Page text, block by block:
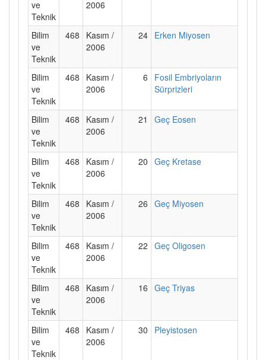
ve
Teknik
2006
Bilim
ve
Teknik
468
Kasım /
2006
24 Erken Miyosen
Bilim
ve
Teknik
468
Kasım /
2006
6
Fosil Embriyoların
Sürprizleri
Bilim
ve
Teknik
468
Kasım /
2006
21 Geç Eosen
Bilim
ve
Teknik
468
Kasım /
2006
20 Geç Kretase
Bilim
ve
Teknik
468
Kasım /
2006
26 Geç Miyosen
Bilim
ve
Teknik
468
Kasım /
2006
22 Geç Oligosen
Bilim
ve
Teknik
468
Kasım /
2006
16 Geç Triyas
Bilim
ve
Teknik
468
Kasım /
2006
30 Pleyistosen